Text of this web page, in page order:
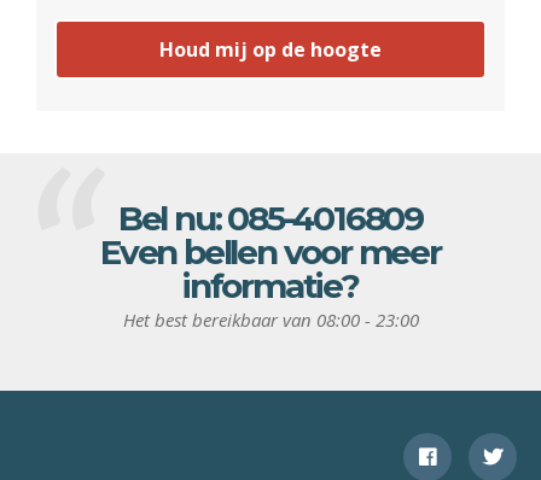
Houd mij op de hoogte
Bel nu:085-4016809
Even bellen voor meer
informatie?
Het best bereikbaar van 08:00 - 23:00